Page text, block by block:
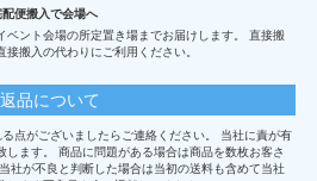
便搬入で会場へ
ベント会場の所定置き場までお届けします。 直接搬
搬入の代わりにご利用ください。
返品について
点がございましたらご連絡ください。 当社に責が有
します。 商品に問題がある場合は商品を数枚お客さ
社が不良と判断した場合は当初の送料も含めて当社